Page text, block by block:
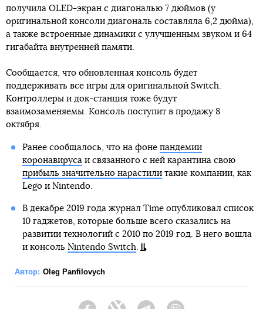
получила OLED-экран с диагональю 7 дюймов (у
оригинальной консоли диагональ составляла 6,2 дюйма),
а также встроенные динамики с улучшенным звуком и 64
гигабайта внутренней памяти.
Сообщается, что обновленная консоль будет
поддерживать все игры для оригинальной Switch.
Контроллеры и док-станция тоже будут
взаимозаменяемы. Консоль поступит в продажу 8
октября.
Ранее сообщалось, что на фоне пандемии
коронавируса и связанного с ней карантина свою
прибыль значительно нарастилитакие компании, как
Lego и Nintendo.
В декабре 2019 года журнал Tіme опубликовал список
10 гаджетов, которые больше всего сказались на
развитии технологий с 2010 по 2019 год. В него вошла
и консоль Nintendo Switch
Автор: Oleg Panfilovych